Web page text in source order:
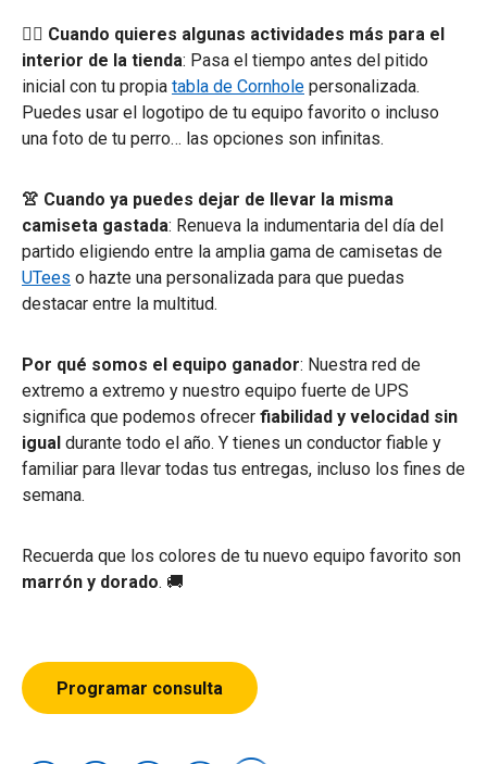
🤹‍♂️ Cuando quieres algunas actividades más para el
interior de la tienda: Pasa el tiempo antes del pitido
inicial con tu propia tabla de Cornhole personalizada.
Puedes usar el logotipo de tu equipo favorito o incluso
una foto de tu perro… las opciones son infinitas.
👚 Cuando ya puedes dejar de llevar la misma
camiseta gastada: Renueva la indumentaria del día del
partido eligiendo entre la amplia gama de camisetas de
UTees o hazte una personalizada para que puedas
destacar entre la multitud.
Por qué somos el equipo ganador: Nuestra red de
extremo a extremo y nuestro equipo fuerte de UPS
significa que podemos ofrecer fiabilidad y velocidad sin
igual durante todo el año.​ Y tienes un conductor fiable y
familiar para llevar todas tus entregas, incluso los fines de
semana.
Recuerda que los colores de tu nuevo equipo favorito son
marrón y dorado. 🚚
Programar consulta